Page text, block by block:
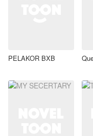
PELAKOR BXB